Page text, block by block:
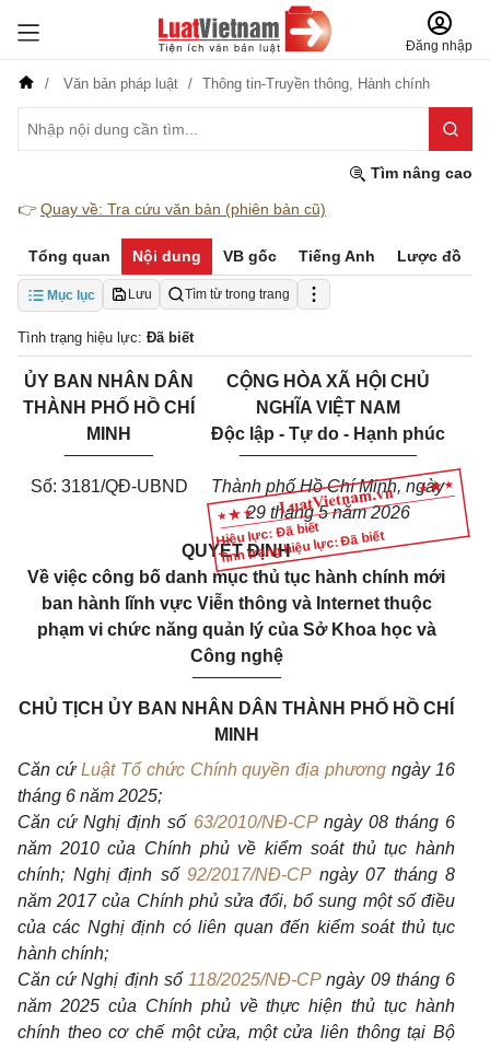
Đăng nhập
Văn bản pháp luật Thông tin-Truyền thông, Hành chính
Tìm nâng cao
👉 Quay về: Tra cứu văn bản (phiên bản cũ)
Tổng quan Nội dung VB gốc Tiếng Anh Lược đồ
Mục lục Lưu Tìm từ trong trang
Tình trạng hiệu lực: Đã biết
Hiệu lực: Đã biết
Tình trạng hiệu lực: Đã biết
ỦY BAN NHÂN DÂN
THÀNH PHỐ HỒ CHÍ
MINH
Số: 3181/QĐ-UBND
CỘNG HÒA XÃ HỘI CHỦ
NGHĨA VIỆT NAM
Độc lập - Tự do - Hạnh phúc
__________________
Thành phố Hồ Chí Minh, ngày
29 tháng 5 năm 2026
QUYẾT ĐỊNH
Về việc công bố danh mục thủ tục hành chính mới
ban hành lĩnh vực Viễn thông và Internet thuộc
phạm vi chức năng quản lý của Sở Khoa học và
Công nghệ
_________
CHỦ TỊCH ỦY BAN NHÂN DÂN THÀNH PHỐ HỒ CHÍ
MINH
Căn cứ Luật Tổ chức Chính quyền địa phương ngày 16
tháng 6 năm 2025;
Căn cứ Nghị định số 63/2010/NĐ-CPngày 08 tháng 6
năm 2010 của Chính phủ về kiểm soát thủ tục hành
chính; Nghị định số 92/2017/NĐ-CPngày 07 tháng 8
năm 2017 của Chính phủ sửa đổi, bổ sung một số điều
của các Nghị định có liên quan đến kiểm soát thủ tục
hành chính;
Căn cứ Nghị định số 118/2025/NĐ-CPngày 09 tháng 6
năm 2025 của Chính phủ về thực hiện thủ tục hành
chính theo cơ chế một cửa, một cửa liên thông tại Bộ